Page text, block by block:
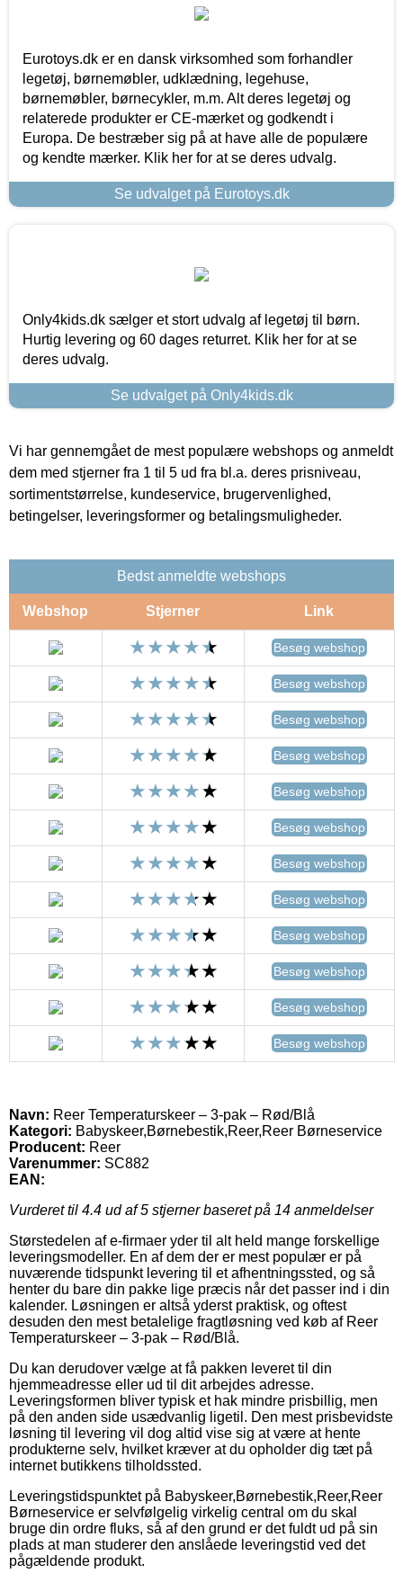
Eurotoys.dk er en dansk virksomhed som forhandler
legetøj, børnemøbler, udklædning, legehuse,
børnemøbler, børnecykler, m.m. Alt deres legetøj og
relaterede produkter er CE-mærket og godkendt i
Europa. De bestræber sig på at have alle de populære
og kendte mærker. Klik her for at se deres udvalg.
Se udvalget på Eurotoys.dk
Only4kids.dk sælger et stort udvalg af legetøj til børn.
Hurtig levering og 60 dages returret. Klik her for at se
deres udvalg.
Se udvalget på Only4kids.dk
Vi har gennemgået de mest populære webshops og anmeldt
dem med stjerner fra 1 til 5 ud fra bl.a. deres prisniveau,
sortimentstørrelse, kundeservice, brugervenlighed,
betingelser, leveringsformer og betalingsmuligheder.
Bedst anmeldte webshops
Webshop Stjerner Link
Besøg webshop
Besøg webshop
Besøg webshop
Besøg webshop
Besøg webshop
Besøg webshop
Besøg webshop
Besøg webshop
Besøg webshop
Besøg webshop
Besøg webshop
Besøg webshop
Navn: Reer Temperaturskeer – 3-pak – Rød/Blå
Kategori: Babyskeer,Børnebestik,Reer,Reer Børneservice
Producent: Reer
Varenummer: SC882
EAN:
Vurderet til 4.4 ud af 5 stjerner baseret på 14 anmeldelser
Størstedelen af e-firmaer yder til alt held mange forskellige
leveringsmodeller. En af dem der er mest populær er på
nuværende tidspunkt levering til et afhentningssted, og så
henter du bare din pakke lige præcis når det passer ind i din
kalender. Løsningen er altså yderst praktisk, og oftest
desuden den mest betalelige fragtløsning ved køb af Reer
Temperaturskeer – 3-pak – Rød/Blå.
Du kan derudover vælge at få pakken leveret til din
hjemmeadresse eller ud til dit arbejdes adresse.
Leveringsformen bliver typisk et hak mindre prisbillig, men
på den anden side usædvanlig ligetil. Den mest prisbevidste
løsning til levering vil dog altid vise sig at være at hente
produkterne selv, hvilket kræver at du opholder dig tæt på
internet butikkens tilholdssted.
Leveringstidspunktet på Babyskeer,Børnebestik,Reer,Reer
Børneservice er selvfølgelig virkelig central om du skal
bruge din ordre fluks, så af den grund er det fuldt ud på sin
plads at man studerer den anslåede leveringstid ved det
pågældende produkt.